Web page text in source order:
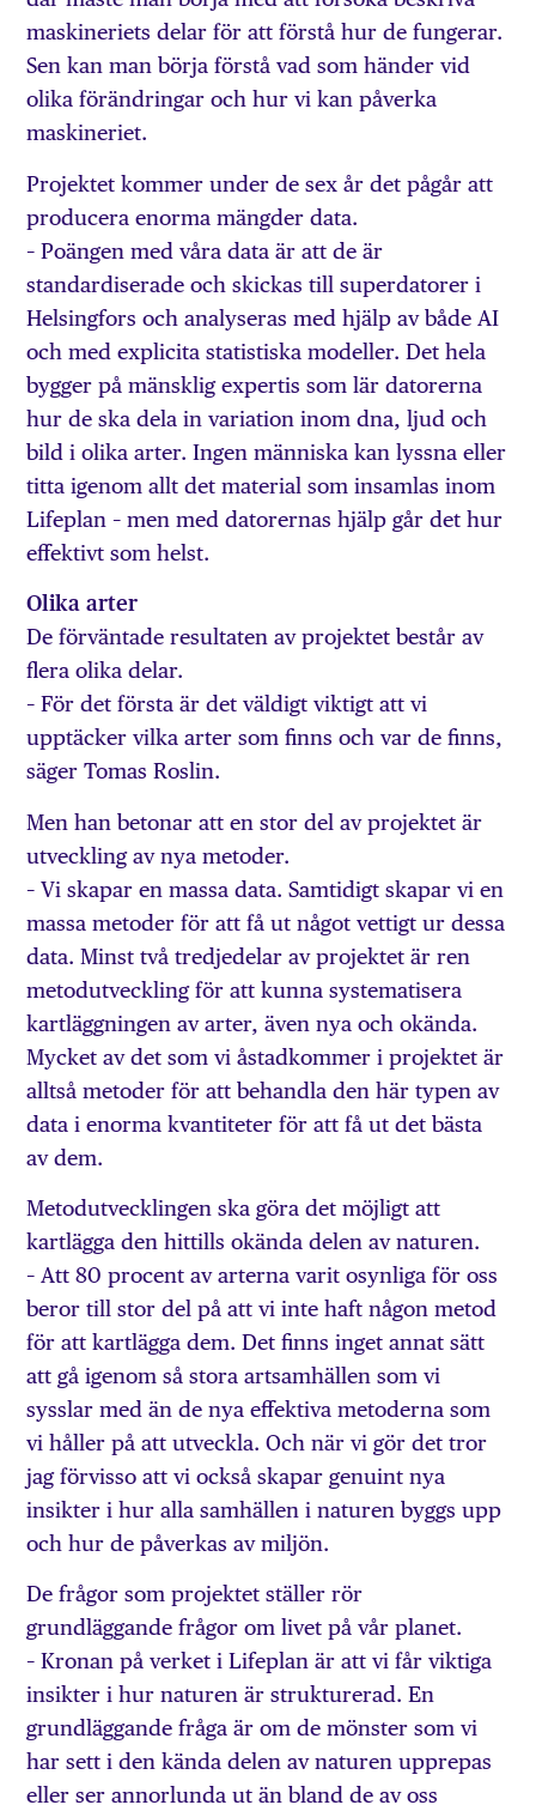
maskineriets delar för att förstå hur de fungerar.
Sen kan man börja förstå vad som händer vid
olika förändringar och hur vi kan påverka
maskineriet.
Projektet kommer under de sex år det pågår att
producera enorma mängder data.
– Poängen med våra data är att de är
standardiserade och skickas till superdatorer i
Helsingfors och analyseras med hjälp av både AI
och med explicita statistiska modeller. Det hela
bygger på mänsklig expertis som lär datorerna
hur de ska dela in variation inom dna, ljud och
bild i olika arter. Ingen människa kan lyssna eller
titta igenom allt det material som insamlas inom
Lifeplan – men med datorernas hjälp går det hur
effektivt som helst.
Olika arter
De förväntade resultaten av projektet består av
flera olika delar.
– För det första är det väldigt viktigt att vi
upptäcker vilka arter som finns och var de finns,
säger Tomas Roslin.
Men han betonar att en stor del av projektet är
utveckling av nya metoder.
– Vi skapar en massa data. Samtidigt skapar vi en
massa metoder för att få ut något vettigt ur dessa
data. Minst två tredjedelar av projektet är ren
metodutveckling för att kunna systematisera
kartläggningen av arter, även nya och okända.
Mycket av det som vi åstadkommer i projektet är
alltså metoder för att behandla den här typen av
data i enorma kvantiteter för att få ut det bästa
av dem.
Metodutvecklingen ska göra det möjligt att
kartlägga den hittills okända delen av naturen.
– Att 80 procent av arterna varit osynliga för oss
beror till stor del på att vi inte haft någon metod
för att kartlägga dem. Det finns inget annat sätt
att gå igenom så stora artsamhällen som vi
sysslar med än de nya effektiva metoderna som
vi håller på att utveckla. Och när vi gör det tror
jag förvisso att vi också skapar genuint nya
insikter i hur alla samhällen i naturen byggs upp
och hur de påverkas av miljön.
De frågor som projektet ställer rör
grundläggande frågor om livet på vår planet.
– Kronan på verket i Lifeplan är att vi får viktiga
insikter i hur naturen är strukturerad. En
grundläggande fråga är om de mönster som vi
har sett i den kända delen av naturen upprepas
eller ser annorlunda ut än bland de av oss